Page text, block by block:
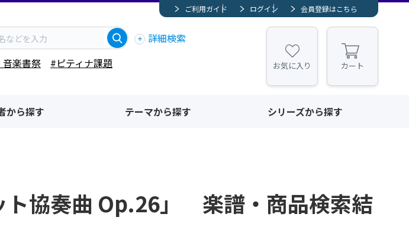
ご利用ガイド ログイン 会員登録はこちら
詳細検索
楽書祭
#ピティナ課題
お気に入り カート
から探す テーマから探す シリーズから探す
ト協奏曲 Op.26」 楽譜・商品検索結